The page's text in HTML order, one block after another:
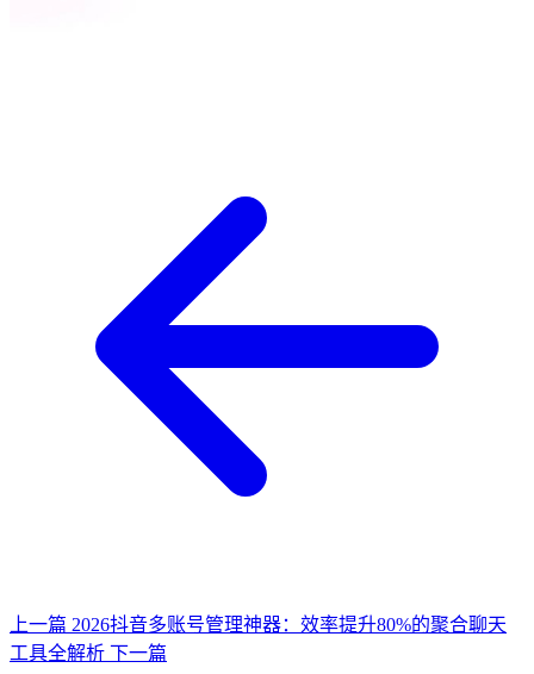
上一篇 2026抖音多账号管理神器：效率提升80%的聚合聊天
工具全解析 下一篇